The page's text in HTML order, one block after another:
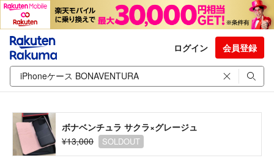
ログイン 会員登録
ボナベンチュラ サクラ×グレージュ
¥13,000
SOLDOUT